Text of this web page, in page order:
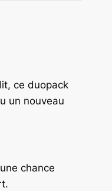
ce duopack
un nouveau
chance